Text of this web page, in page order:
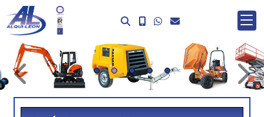
prev